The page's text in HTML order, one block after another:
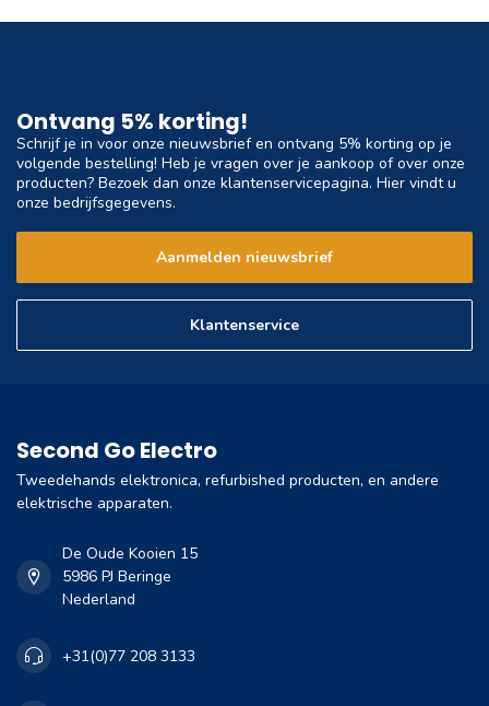
Ontvang 5% korting!
Schrijf je in voor onze nieuwsbrief en ontvang 5% korting op je
volgende bestelling! Heb je vragen over je aankoop of over onze
producten? Bezoek dan onze klantenservicepagina. Hier vindt u
onze bedrijfsgegevens.
Aanmelden nieuwsbrief
Klantenservice
Second Go Electro
Tweedehands elektronica, refurbished producten, en andere
elektrische apparaten.
De Oude Kooien 15
5986 PJ Beringe
Nederland
+31(0)77 208 3133